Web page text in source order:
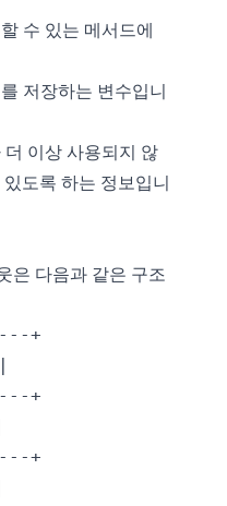
수 있는 메서드에
저장하는 변수입니
더 이상 사용되지 않
도록 하는 정보입니
은 다음과 같은 구조
+
+
+